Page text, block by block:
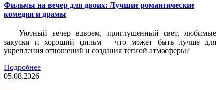
Фильмы на вечер для двоих: Лучшие романтические
комедии и драмы
Уютный вечер вдвоем, приглушенный свет, любимые
закуски и хороший фильм – что может быть лучше для
укрепления отношений и создания теплой атмосферы?
Подробнее
05.08.2026